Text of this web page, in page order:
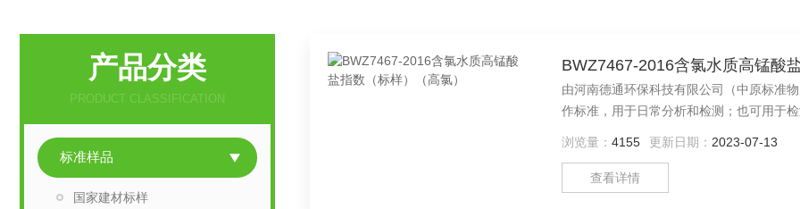
产品分类
PRODUCT CLASSIFICATION
标准样品
国家建材标样
BWZ7467-2016含氯水质高锰酸
由河南德通环保科技有限公司（中原标准
作标准，用于日常分析和检测；也可用于
浏览量： 4155 更新日期： 2023-07-13
查看详情